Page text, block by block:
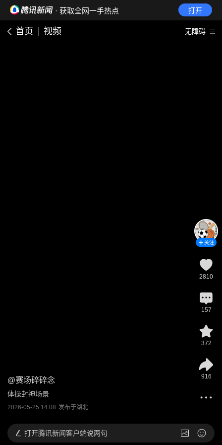
· 获取全网一手热点 打开
首页 视频 无障碍
@赛场碎碎念
体操封神场景
2026-05-25 14:08 发布于湖北
关注
2810
157
372
916
打开腾讯新闻客户端说两句